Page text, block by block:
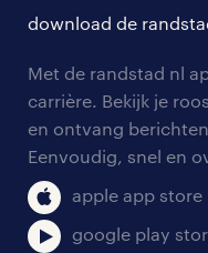
tarieven
personeel gezocht
aanmelden
solliciteren
blogs en artikelen
salarischecker
bruto-netto calculator
onze vestigingen
pers
download de
Met de randstad nl
carrière. Bekijk je
en ontvang
Eenvoudig, snel en
apple app store
google play